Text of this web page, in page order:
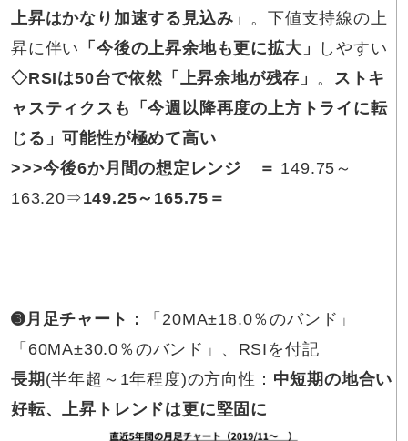
上昇はかなり加速する見込み 」。下値支持線の上
昇に伴い 「今後の上昇余地も更に拡大」
しやすい
◇RSIは50台で依然「上昇余地が残存」 。
ストキ
ャスティクスも「今週以降再度の上方トライに転
じる」可能性が極めて高い
>>>今後6か月間の想定レンジ ＝ 149.75～
163.20⇒149.25～165.75 ＝
➌月足チャート：
「20MA±18.0％のバンド」
「60MA±30.0％のバンド」、RSIを付記
長期 (半年超～1年程度)の方向性： 中短期の地合い
好転、上昇トレンドは更に堅固に